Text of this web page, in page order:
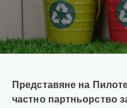
Представяне на
частно партньорство